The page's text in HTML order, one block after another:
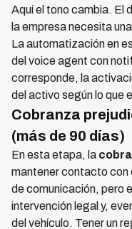
Aquí el tono cambia. El
la empresa necesita
La automatización en
del voice agent con
corresponde, la
del activo según lo que
Cobranza
(más de 90 días)
En esta etapa, la
mantener contacto con
de comunicación, pero
intervención legal y,
del vehículo. Tener un